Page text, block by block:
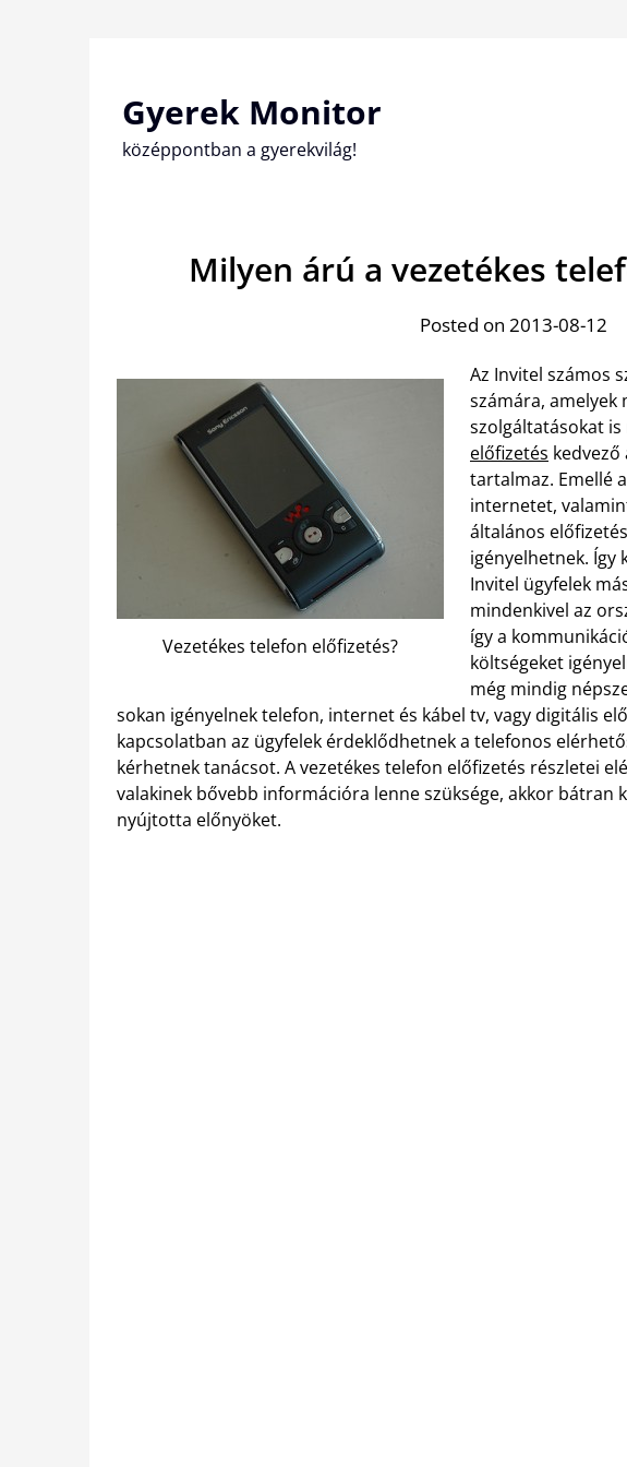
Gyerek Monitor
középpontban a gyerekvilág!
Milyen árú a vezetékes
Posted on 2013-08-12
Vezetékes telefon előfizetés?
Az Invitel számos
számára, amelyek
szolgáltatásokat is
előfizetés
tartalmaz. Emellé
internetet,
általános
igényelhetnek. Így
Invitel ügyfelek
mindenkivel az
így a
költségeket
még mindig
sokan igényelnek telefon, internet és kábel tv, vagy digitális
kapcsolatban az ügyfelek érdeklődhetnek a telefonos
kérhetnek tanácsot. A vezetékes telefon előfizetés részletei
valakinek bővebb információra lenne szüksége, akkor bátran
nyújtotta előnyöket.